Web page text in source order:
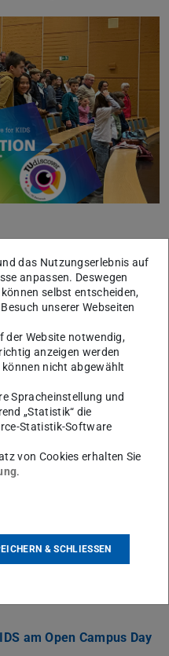
Vor
Bewegungspausen
ein Erlebnis.
kamen direkt aus dem
So wurde Physik
greifbar und vor
Initiative:
am
for KIDSfindet am
am Open Campus Day
das Nutzungserlebnis auf
anpassen. Deswegen
selbst entscheiden,
unserer Webseiten
der Website notwendig,
anzeigen werden
können nicht abgewählt
Spracheinstellung und
„Statistik“ die
Statistik-Software
von Cookies erhalten Sie
.
& SCHLIESSEN